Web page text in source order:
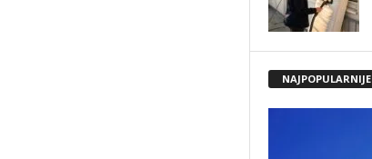
NAJPOPULARNIJE